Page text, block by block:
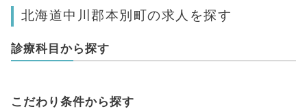
北海道中川郡本別町の求人を探す
診療科目から探す
こだわり条件から探す